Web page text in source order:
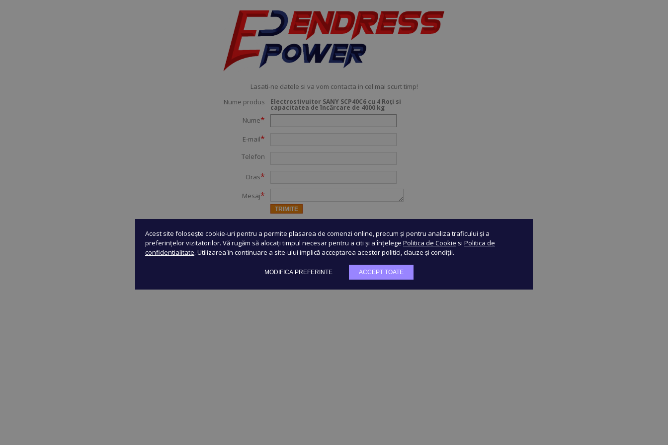
Acest site folosește cookie-uri pentru a permite plasarea de comenzi online, precum și pentru analiza traficului și a
preferințelor vizitatorilor. Vă rugăm să alocați timpul necesar pentru a citi și a înțelege Politica de Cookie si Politica de
confidentialitate. Utilizarea în continuare a site-ului implică acceptarea acestor politici, clauze și condiții.
MODIFICA PREFERINTE ACCEPT TOATE
Lasati-ne datele si va vom contacta in cel mai scurt timp!
Nume produs
Electrostivuitor SANY SCP40C6 cu 4 Roți si
capacitatea de încărcare de 4000 kg
Nume*
E-mail*
Telefon
Oras*
Mesaj*
TRIMITE